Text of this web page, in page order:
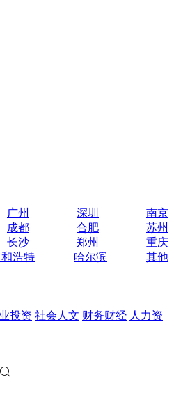
广州 深圳
南京
成都 合肥
苏州
长沙 郑州
重庆
浩特 哈尔滨
其他
投资 社会人文 财务财经 人力资